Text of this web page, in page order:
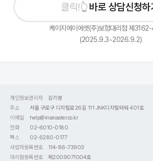
바로 상담신청하
케이지에이에셋(주)보험대리점 제
(2025.9.3~2026.9.2)
개인정보관리자
김기영
주소
서울 구로구 디지털로26길 111 JNK디지털타워 401호
이메일
help@insmaster.co.kr
전화
02-6010-0180
팩스
02-6280-0177
사업자등록번호
114-86-73903
대리점등록번호
제2009071004호